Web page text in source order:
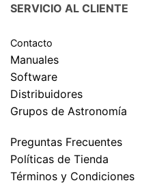
SERVICIO AL CLIENTE
Contacto
Manuales
Software
Distribuidores
Grupos de Astronomía
Preguntas Frecuentes
Políticas de Tienda
Términos y Condiciones